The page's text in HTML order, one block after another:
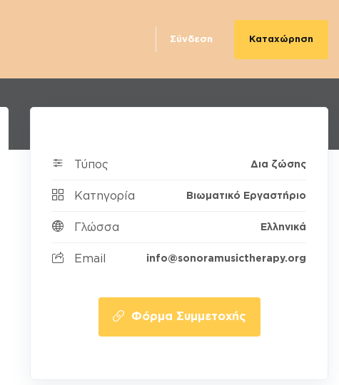
Σύνδεση Καταχώρηση
Τύπος Δια ζώσης
Κατηγορία Βιωματικό Εργαστήριο
Γλώσσα Ελληνικά
Email info@sonoramusictherapy.org
Φόρμα Συμμετοχής